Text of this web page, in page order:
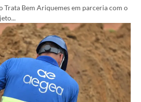
Trata Bem Ariquemes em parceria com o